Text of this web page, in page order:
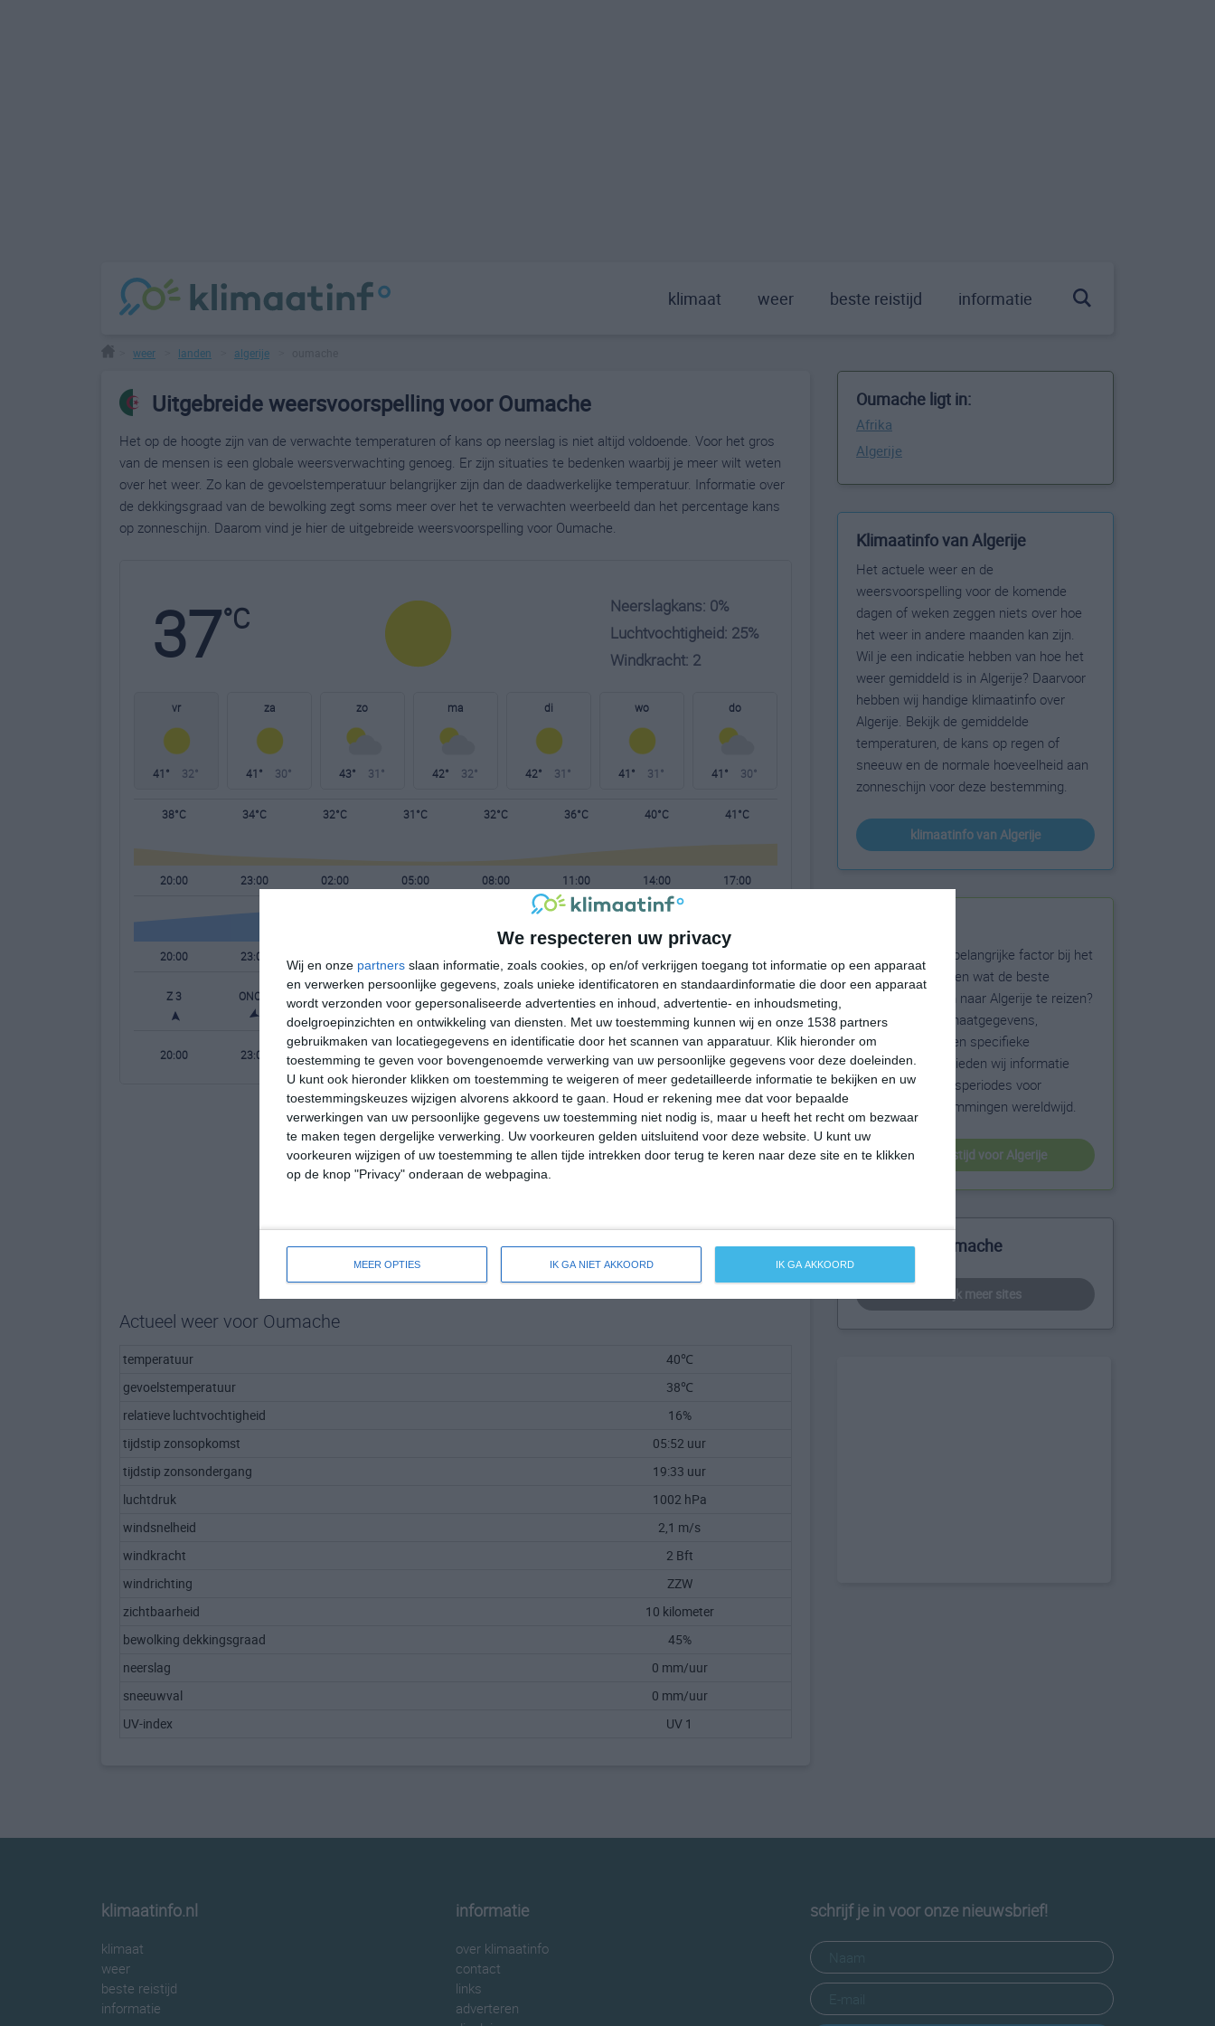
We respecteren uw privacy
Wij en onze partners slaan informatie, zoals cookies, op en/of verkrijgen toegang tot informatie op een apparaat
en verwerken persoonlijke gegevens, zoals unieke identificatoren en standaardinformatie die door een apparaat
wordt verzonden voor gepersonaliseerde advertenties en inhoud, advertentie- en inhoudsmeting,
doelgroepinzichten en ontwikkeling van diensten.
Met uw toestemming kunnen wij en onze 1538 partners
gebruikmaken van locatiegegevens en identificatie door het scannen van apparatuur. Klik hieronder om
toestemming te geven voor bovengenoemde verwerking van uw persoonlijke gegevens voor deze doeleinden.
U kunt ook hieronder klikken om toestemming te weigeren of meer gedetailleerde informatie te bekijken en uw
toestemmingskeuzes wijzigen alvorens akkoord te gaan.
Houd er rekening mee dat voor bepaalde
verwerkingen van uw persoonlijke gegevens uw toestemming niet nodig is, maar u heeft het recht om bezwaar
te maken tegen dergelijke verwerking. Uw voorkeuren gelden uitsluitend voor deze website. U kunt uw
voorkeuren wijzigen of uw toestemming te allen tijde intrekken door terug te keren naar deze site en te klikken
op de knop "Privacy" onderaan de webpagina.
MEER OPTIES IK GA NIET AKKOORD IK GA AKKOORD
klimaat weer beste reistijd informatie
weer landen algerije
Uitgebreide weersvoorspelling voor Oumache
Het op de hoogte zijn van de verwachte temperaturen of kans op neerslag is niet altijd voldoende. Voor het gros
van de mensen is een globale weersverwachting genoeg. Er zijn situaties te bedenken waarbij je meer wilt weten
over het weer. Zo kan de gevoelstemperatuur belangrijker zijn dan de daadwerkelijke temperatuur. Informatie over
de dekkingsgraad van de bewolking zegt soms meer over het te verwachten weerbeeld dan het percentage kans
op zonneschijn. Daarom vind je hier de uitgebreide weersvoorspelling voor Oumache.
37°C
Neerslagkans: 0%
Luchtvochtigheid: 25%
Windkracht: 2
vr
41° 32°
za
41° 30°
zo
43° 31°
ma
42° 32°
di
42° 31°
wo
41° 31°
do
41° 30°
38°C 34°C 32°C 31°C 32°C 36°C 40°C 41°C
20:00 23:00 02:00 05:00 08:00 11:00 14:00 17:00
20:00 23:00
Z 3 ONO 2 O 2 ZZO 2 ZZW 2
20:00 23:00 02:00 11:00
Actueel weer voor Oumache
temperatuur
40℃
gevoelstemperatuur
38℃
relatieve luchtvochtigheid
16%
tijdstip zonsopkomst
05:52 uur
tijdstip zonsondergang
19:33 uur
luchtdruk
1002 hPa
windsnelheid
2,1 m/s
windkracht
2 Bft
windrichting
ZZW
zichtbaarheid
10 kilometer
bewolking dekkingsgraad
45%
neerslag
0 mm/uur
sneeuwval
0 mm/uur
UV-index
UV 1
Oumache ligt in:
Afrika
Algerije
Klimaatinfo van Algerije
Het actuele weer en de
weersvoorspelling voor de komende
dagen of weken zeggen niets over hoe
het weer in andere maanden kan zijn.
Wil je een indicatie hebben van hoe het
weer gemiddeld is in Algerije? Daarvoor
hebben wij handige klimaatinfo over
Algerije. Bekijk de gemiddelde
temperaturen, de kans op regen of
sneeuw en de normale hoeveelheid aan
zonneschijn voor deze bestemming.
klimaatinfo van Algerije
Het weer is een belangrijke factor bij het
reizen. Wil je weten wat de beste
maanden zijn om naar Algerije te reizen?
Op basis van klimaatgegevens,
weersextremen en specifieke
weerinformatie bieden wij informatie
over de beste reisperiodes voor
duizenden bestemmingen wereldwijd.
beste reistijd voor Algerije
Meer over Oumache
bekijk meer sites
klimaatinfo.nl
klimaat
weer
beste reistijd
informatie
informatie
over klimaatinfo
contact
links
adverteren
schrijf je in voor onze nieuwsbrief!